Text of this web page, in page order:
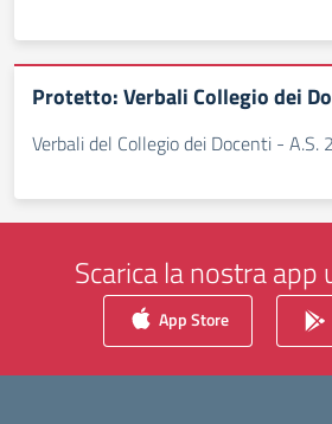
Protetto: Verbali Collegio dei
Verbali del Collegio dei Docenti -
Scarica la nostra app
App Store